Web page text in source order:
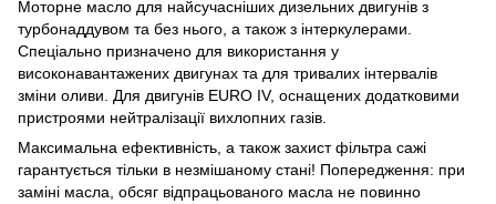
Моторне масло для найсучасніших дизельних двигунів з
турбонаддувом та без нього, а також з інтеркулерами.
Спеціально призначено для використання у
високонавантажених двигунах та для тривалих інтервалів
зміни оливи. Для двигунів EURO IV, оснащених додатковими
пристроями нейтралізації вихлопних газів.
Максимальна ефективність, а також захист фільтра сажі
гарантується тільки в незмішаному стані! Попередження: при
заміні масла, обсяг відпрацьованого масла не повинно